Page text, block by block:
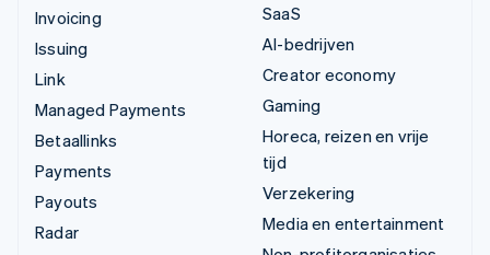
Invoicing
Issuing
Link
Managed Payments
Betaallinks
Payments
Payouts
Radar
SaaS
AI-bedrijven
Creator economy
Gaming
Horeca, reizen en vrije
tijd
Verzekering
Media en entertainment